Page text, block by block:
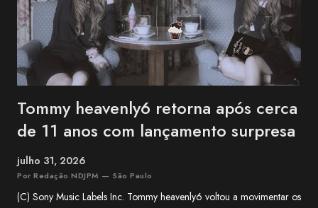
1MYB , banda oficial da franquia Kantai Collection (KanCo...
Tommy heavenly6 retorna após cerca
de 11 anos com lançamento surpresa
julho 31, 2026
Por Redação NDJPM — São Paulo
(C) Sony Music Labels Inc. Tommy heavenly6 voltou a movimentar os